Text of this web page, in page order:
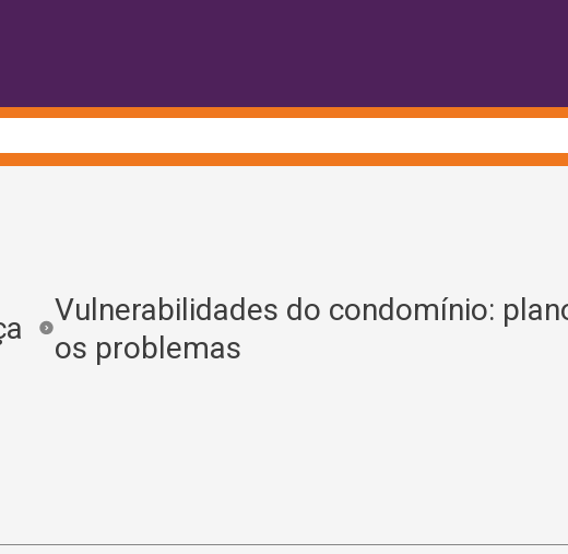
Vulnerabilidades do condomínio:
os problemas